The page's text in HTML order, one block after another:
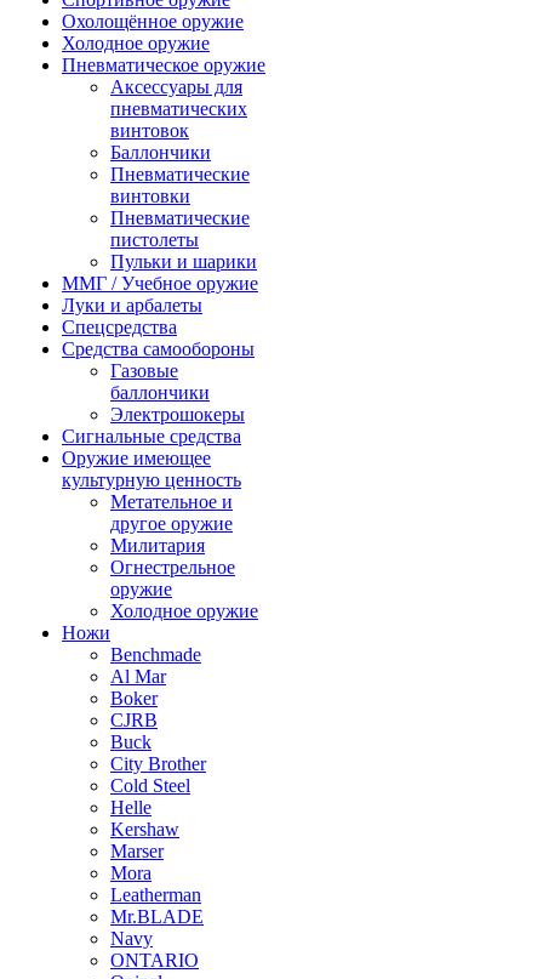
Охолощённое оружие
Холодное оружие
Пневматическое оружие
Аксессуары для
пневматических
винтовок
Баллончики
Пневматические
винтовки
Пневматические
пистолеты
Пульки и шарики
ММГ / Учебное оружие
Луки и арбалеты
Спецсредства
Средства самообороны
Газовые
баллончики
Электрошокеры
Сигнальные средства
Оружие имеющее
культурную ценность
Метательное и
другое оружие
Милитария
Огнестрельное
оружие
Холодное оружие
Ножи
Benchmade
Al Mar
Boker
CJRB
Buck
City Brother
Cold Steel
Helle
Kershaw
Marser
Mora
Leatherman
Mr.BLADE
Navy
ONTARIO